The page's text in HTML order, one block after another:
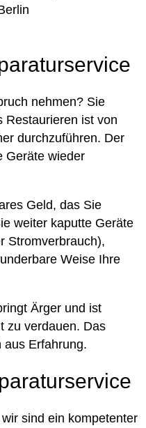
nehmen? Sie
Restaurieren ist von
durchzuführen. Der
Geräte wieder
Geld, das Sie
weiter kaputte Geräte
Stromverbrauch),
Weise Ihre
Ärger und ist
zu verdauen. Das
aus Erfahrung.
sind ein kompetenter